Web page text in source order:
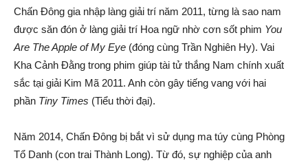
Chấn Đông gia nhập làng giải trí năm 2011, từng là sao nam
được săn đón ở làng giải trí Hoa ngữ nhờ cơn sốt phim You
Are The Apple of My Eye (đóng cùng Trần Nghiên Hy). Vai
Kha Cảnh Đằng trong phim giúp tài tử thắng Nam chính xuất
sắc tại giải Kim Mã 2011. Anh còn gây tiếng vang với hai
phần Tiny Times (Tiểu thời đại).
Năm 2014, Chấn Đông bị bắt vì sử dụng ma túy cùng Phòng
Tổ Danh (con trai Thành Long). Từ đó, sự nghiệp của anh